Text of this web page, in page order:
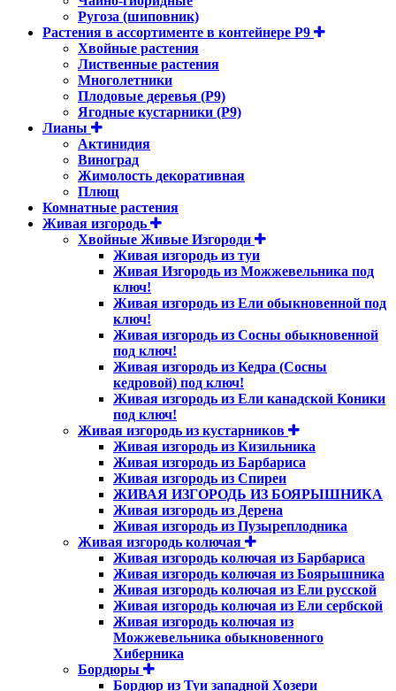
Ругоза (шиповник)
Растения в ассортименте в контейнере P9
Хвойные растения
Лиственные растения
Многолетники
Плодовые деревья (Р9)
Ягодные кустарники (Р9)
Лианы
Актинидия
Виноград
Жимолость декоративная
Плющ
Комнатные растения
Живая изгородь
Хвойные Живые Изгороди
Живая изгородь из туи
Живая Изгородь из Можжевельника под
ключ!
Живая изгородь из Ели обыкновенной под
ключ!
Живая изгородь из Сосны обыкновенной
под ключ!
Живая изгородь из Кедра (Сосны
кедровой) под ключ!
Живая изгородь из Ели канадской Коники
под ключ!
Живая изгородь из кустарников
Живая изгородь из Кизильника
Живая изгородь из Барбариса
Живая изгородь из Спиреи
ЖИВАЯ ИЗГОРОДЬ ИЗ БОЯРЫШНИКА
Живая изгородь из Дерена
Живая изгородь из Пузыреплодника
Живая изгородь колючая
Живая изгородь колючая из Барбариса
Живая изгородь колючая из Боярышника
Живая изгородь колючая из Ели русской
Живая изгородь колючая из Ели сербской
Живая изгородь колючая из
Можжевельника обыкновенного
Хиберника
Бордюры
Бордюр из Туи западной Хозери